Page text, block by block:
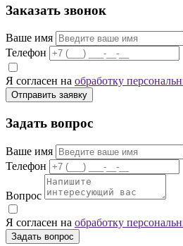
Заказать звонок
Ваше имя
Телефон
Я согласен на обработку
Отправить заявку
Задать вопрос
Ваше имя
Телефон
Вопрос
Я согласен на обработку
Задать вопрос